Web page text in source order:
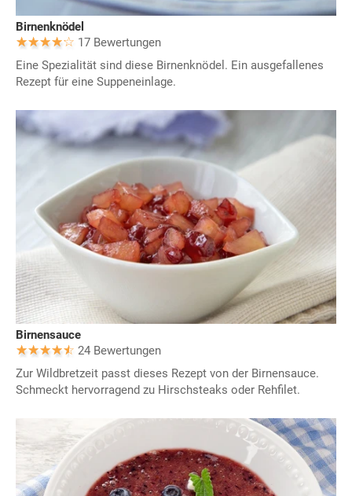
Birnenknödel
17 Bewertungen
Eine Spezialität sind diese Birnenknödel. Ein ausgefallenes
Rezept für eine Suppeneinlage.
Birnensauce
24 Bewertungen
Zur Wildbretzeit passt dieses Rezept von der Birnensauce.
Schmeckt hervorragend zu Hirschsteaks oder Rehfilet.